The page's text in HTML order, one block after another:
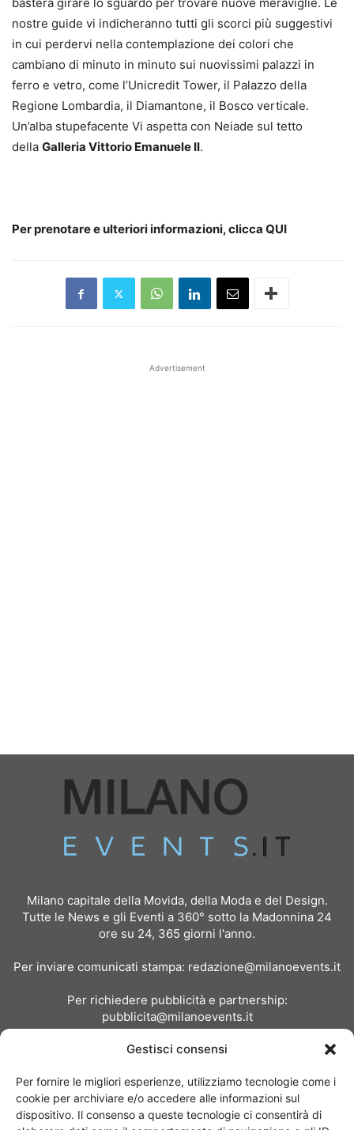
Gestisci consensi
Per fornire le migliori esperienze, utilizziamo tecnologie come i
cookie per archiviare e/o accedere alle informazioni sul
dispositivo. Il consenso a queste tecnologie ci consentirà di
nostre guide vi indicheranno tutti gli scorci più suggestivi
in cui perdervi nella contemplazione dei colori che
cambiano di minuto in minuto sui nuovissimi palazzi in
ferro e vetro, come l’Unicredit Tower, il Palazzo della
Regione Lombardia, il Diamantone, il Bosco verticale.
Un’alba stupefacente Vi aspetta con Neiade sul tetto
della Galleria Vittorio Emanuele II.
Per prenotare e ulteriori informazioni, clicca QUI
Advertisement
Milano capitale della Movida, della Moda e del Design.
Tutte le News e gli Eventi a 360° sotto la Madonnina 24
ore su 24, 365 giorni l'anno.
Per inviare comunicati stampa: redazione@milanoevents.it
Per richiedere pubblicità e partnership:
pubblicita@milanoevents.it